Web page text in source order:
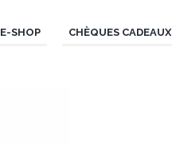
E-SHOP CHÈQUES CADEAUX